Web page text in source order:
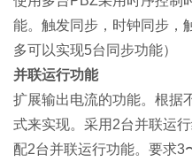
能。触发同步，时钟同步，
多可以实现5台同步功能）
并联运行功能
扩展输出电流的功能。根据
式来实现。采用2台并联运
配2台并联运行功能。要求3